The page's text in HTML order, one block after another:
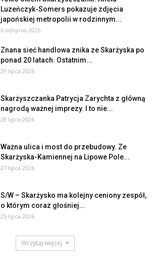
Luzeńczyk-Somers pokazuje zdjęcia
japońskiej metropolii w rodzinnym...
6 sierpnia 2026
Znana sieć handlowa znika ze Skarżyska po
ponad 20 latach. Ostatnim...
29 lipca 2026
Skarżyszczanka Patrycja Zarychta z główną
nagrodą ważnej imprezy. I to nie...
28 lipca 2026
Ważna ulica i most do przebudowy. Ze
Skarżyska-Kamiennej na Lipowe Pole...
27 lipca 2026
S/W – Skarżysko ma kolejny ceniony zespół,
o którym coraz głośniej...
25 lipca 2026
Wczytaj więcej